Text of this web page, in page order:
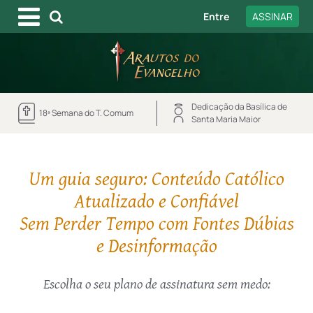
Entre ASSINAR
18ª Semana do T. Comum
Dedicação da Basílica de
Santa Maria Maior
Um guia seguro: Conteúdo Católico
Atualizado e Confiável
Sem Perder Tempo com Fontes Dúbias
e Desinformação
Escolha o seu plano de assinatura sem medo: